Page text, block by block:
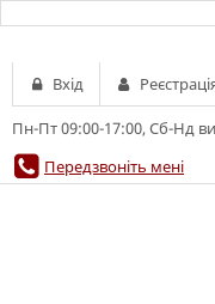
Пн-Пт 09:00-17:00, Сб-Нд
Передзвоніть мені
Вхід